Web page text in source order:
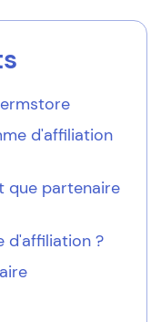
d'affiliation
que partenaire
d'affiliation ?